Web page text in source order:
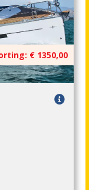
€ 1350,00